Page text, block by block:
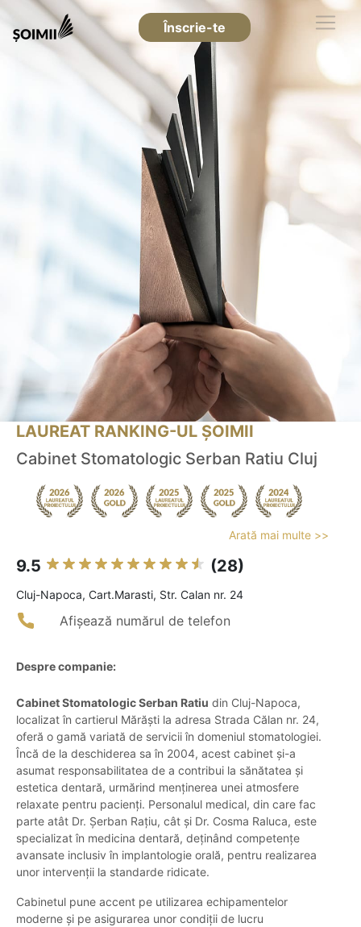
Înscrie-te
LAUREAT RANKING-UL ȘOIMII
Cabinet Stomatologic Serban Ratiu Cluj
Arată mai multe >>
9.5 (28)
Cluj-Napoca, Cart.Marasti, Str. Calan nr. 24
Afișează numărul de telefon
Despre companie:
Cabinet Stomatologic Serban Ratiu din Cluj-Napoca,
localizat în cartierul Mărăști la adresa Strada Călan nr. 24,
oferă o gamă variată de servicii în domeniul stomatologiei.
Încă de la deschiderea sa în 2004, acest cabinet și-a
asumat responsabilitatea de a contribui la sănătatea și
estetica dentară, urmărind menținerea unei atmosfere
relaxate pentru pacienți. Personalul medical, din care fac
parte atât Dr. Șerban Rațiu, cât și Dr. Cosma Raluca, este
specializat în medicina dentară, deținând competențe
avansate inclusiv în implantologie orală, pentru realizarea
unor intervenții la standarde ridicate.
Cabinetul pune accent pe utilizarea echipamentelor
moderne și pe asigurarea unor condiții de lucru